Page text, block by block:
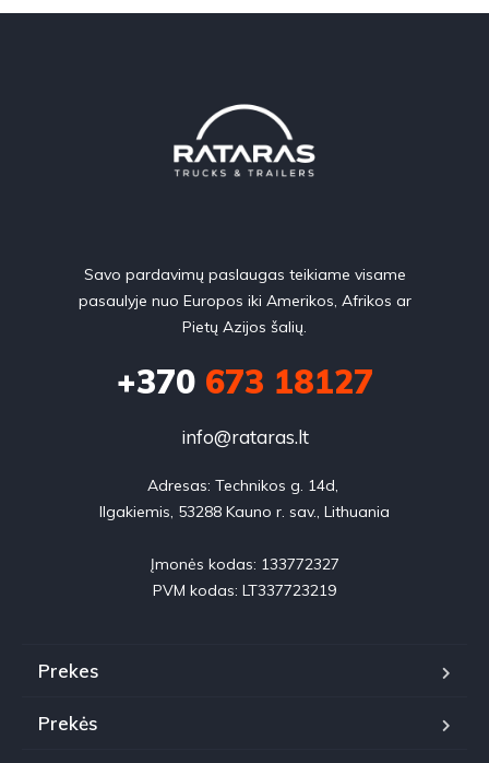
Savo pardavimų paslaugas teikiame visame
pasaulyje nuo Europos iki Amerikos, Afrikos ar
Pietų Azijos šalių.
+370673 18127
info@rataras.lt
Adresas: Technikos g. 14d,
Ilgakiemis, 53288 Kauno r. sav., Lithuania
Įmonės kodas: 133772327
PVM kodas: LT337723219
Prekes
Prekės